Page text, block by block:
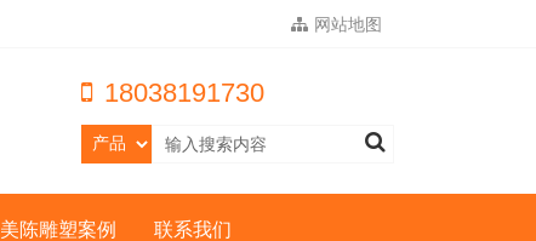
网站地图
18038191730
美陈雕塑案例 联系我们